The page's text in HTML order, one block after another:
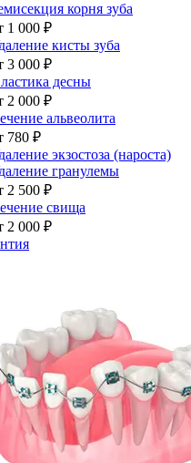
корня зуба
1 000 ₽
кисты зуба
3 000 ₽
десны
2 000 ₽
альвеолита
780 ₽
экзостоза (нароста)
гранулемы
2 500 ₽
свища
2 000 ₽